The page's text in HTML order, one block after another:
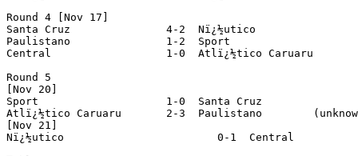
Round 4 [Nov 17]
Santa Cruz		 4-2  Nï¿½utico
Paulistano		 1-2  Sport
Central			 1-0  Atlï¿½tico Caruaru
Round 5
[Nov 20]
Sport			 1-0  Santa Cruz
Atlï¿½tico Caruaru	 2-
[Nov 21]
Nï¿½utico			 0-1  Central